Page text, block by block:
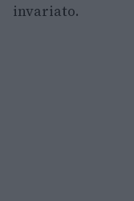
invariato.